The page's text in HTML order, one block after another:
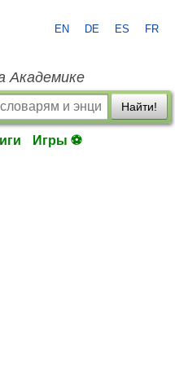
EN DE ES FR
Академике
Найти!
Игры ⚽